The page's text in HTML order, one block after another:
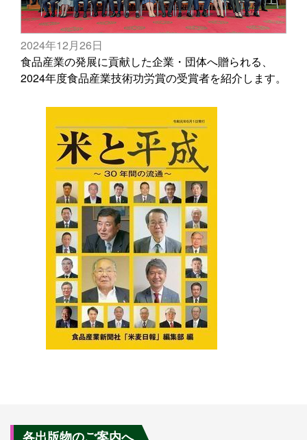
2024年12月26日
食品産業の発展に貢献した企業・団体へ贈られる、
2024年度食品産業技術功労賞の受賞者を紹介します。